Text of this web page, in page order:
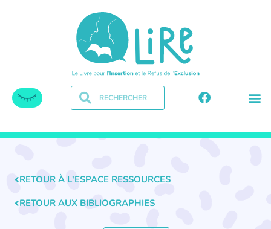
RETOUR À L'ESPACE RESSOURCES
RETOUR AUX BIBLIOGRAPHIES